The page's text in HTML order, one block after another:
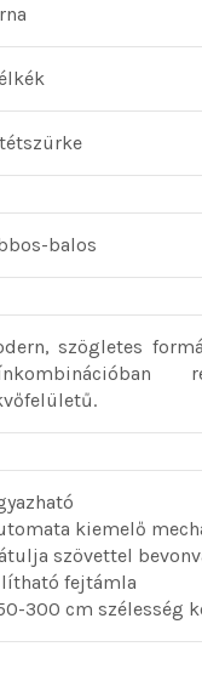
balos
szögletes
kiemelő
szövettel
fejtámla
300 cm szélesség